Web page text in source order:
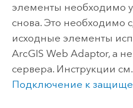
элементы необходимо
снова. Это необходимо
исходные элементы
ArcGIS Web Adaptor, а
сервера. Инструкции
Подключение к